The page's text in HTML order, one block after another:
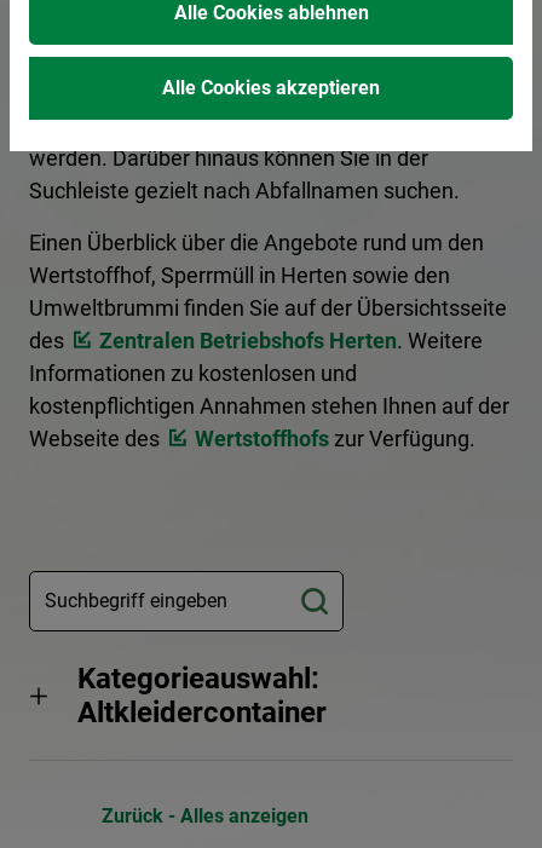
Hier erhalten Sie Informationen zur korrekten
Entsorgung von Abfällen. Ein Kategoriefilter
sortiert die Begriffe nach Entsorgungsart, und es
kann nach den Anfangsbuchstaben gefiltert
werden. Darüber hinaus können Sie in der
Suchleiste gezielt nach Abfallnamen suchen.
Einen Überblick über die Angebote rund um den
Wertstoffhof, Sperrmüll in Herten sowie den
Umweltbrummi finden Sie auf der Übersichtsseite
des
Zentralen Betriebshofs Herten. Weitere
Informationen zu kostenlosen und
kostenpflichtigen Annahmen stehen Ihnen auf der
Webseite des
Wertstoffhofs zur Verfügung.
Kategorieauswahl:
Altkleidercontainer
Zurück - Alles anzeigen
Alle Cookies ablehnen
Alle Cookies akzeptieren